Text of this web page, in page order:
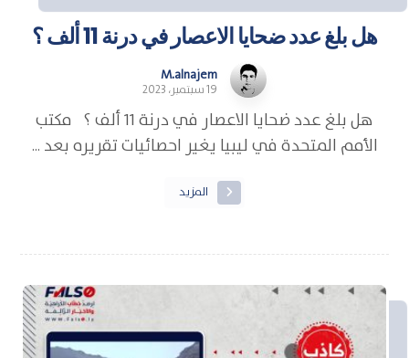
هل بلغ عدد ضحايا الاعصار في درنة 11 ألف ؟
M.alnajem
19 سبتمبر، 2023
هل بلغ عدد ضحايا الاعصار في درنة 11 ألف ؟ مكتب
الأمم المتحدة في ليبيا يغير احصائيات تقريره بعد ...
المزيد